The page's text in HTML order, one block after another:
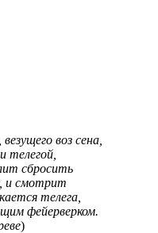
воз сена,
телегой,
сбросить
и смотрит
телега,
фейерверком.
)